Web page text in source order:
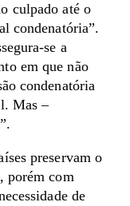
culpado até o
condenatória”.
se a
em que não
condenatória
Mas –
preservam o
porém com
de